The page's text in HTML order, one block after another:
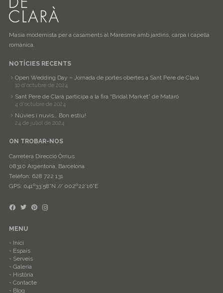
Masia modernista per a casaments al Maresme amb jardins, carpa i capella
romànica.
NOTÍCIES RECENTS
Open Wedding Day – Jornada de portes obertes a Sant Pere de Clarà
10 d'octubre de 2024
Sant Pere de Clarà participa a la fira “Bridal Market” de Mataró
4 d'octubre de 2024
Núvies i nuvis… Bon estiu!
24 de juliol de 2024
ON TROBAR-NOS
Carretera Direcció Òrrius
08310 Argentona, Barcelona
Telèfon: 628 722 131
GPS: 041º33’58”N // 002º22’16”E
MENU
Inici
Espais
Serveis
Galeria
Història
Contacte
Blog